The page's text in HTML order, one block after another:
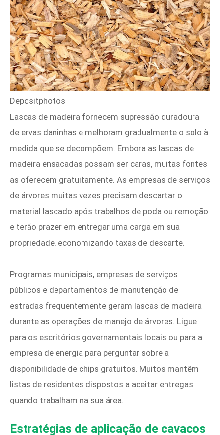
Depositphotos
Lascas de madeira fornecem supressão duradoura
de ervas daninhas e melhoram gradualmente o solo à
medida que se decompõem. Embora as lascas de
madeira ensacadas possam ser caras, muitas fontes
as oferecem gratuitamente. As empresas de serviços
de árvores muitas vezes precisam descartar o
material lascado após trabalhos de poda ou remoção
e terão prazer em entregar uma carga em sua
propriedade, economizando taxas de descarte.
Programas municipais, empresas de serviços
públicos e departamentos de manutenção de
estradas frequentemente geram lascas de madeira
durante as operações de manejo de árvores. Ligue
para os escritórios governamentais locais ou para a
empresa de energia para perguntar sobre a
disponibilidade de chips gratuitos. Muitos mantêm
listas de residentes dispostos a aceitar entregas
quando trabalham na sua área.
Estratégias de aplicação de cavacos